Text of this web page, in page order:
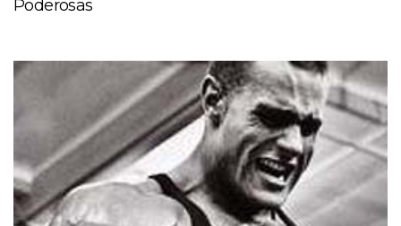
Poderosas